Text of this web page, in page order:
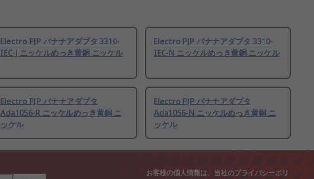
Electro PJP バナナアダプタ 3310-
IEC-J ニッケルめっき黄銅 ニッケル
Electro PJP バナナアダプタ 3310-
IEC-N ニッケルめっき黄銅 ニッケル
Electro PJP バナナアダプタ
Ada1056-R ニッケルめっき黄銅 ニ
ッケル
Electro PJP バナナアダプタ
Ada1056-N ニッケルめっき黄銅 ニ
ッケル
お客様の個人情報は、当社のプライバシーポリ